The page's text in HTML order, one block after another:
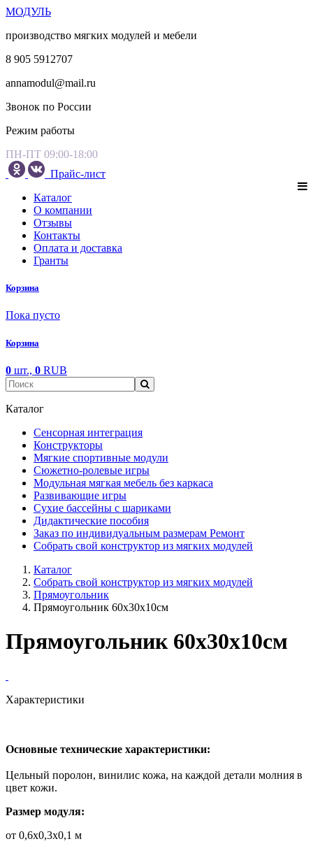
МОДУЛЬ
производство мягких модулей и мебели
8 905 5912707
annamodul@mail.ru
Звонок по России
Режим работы
ПН-ПТ 09:00-18:00
Прайс-лист
Каталог
О компании
Отзывы
Контакты
Оплата и доставка
Гранты
Корзина
Пока пусто
Корзина
0 шт., 0 RUB
Каталог
Сенсорная интеграция
Конструкторы
Мягкие спортивные модули
Cюжетно-ролевые игры
Модульная мягкая мебель без каркаса
Развивающие игры
Сухие бассейны с шариками
Дидактические пособия
Заказ по индивидуальным размерам Ремонт
Собрать свой конструктор из мягких модулей
Каталог
Собрать свой конструктор из мягких модулей
Прямоугольник
Прямоугольник 60х30х10см
Прямоугольник 60х30х10см
Характеристики
Основные технические характеристики:
Цельный поролон, винилис кожа, на каждой детали молния в
цвет кожи.
Размер модуля:
от 0,6х0,3х0,1 м